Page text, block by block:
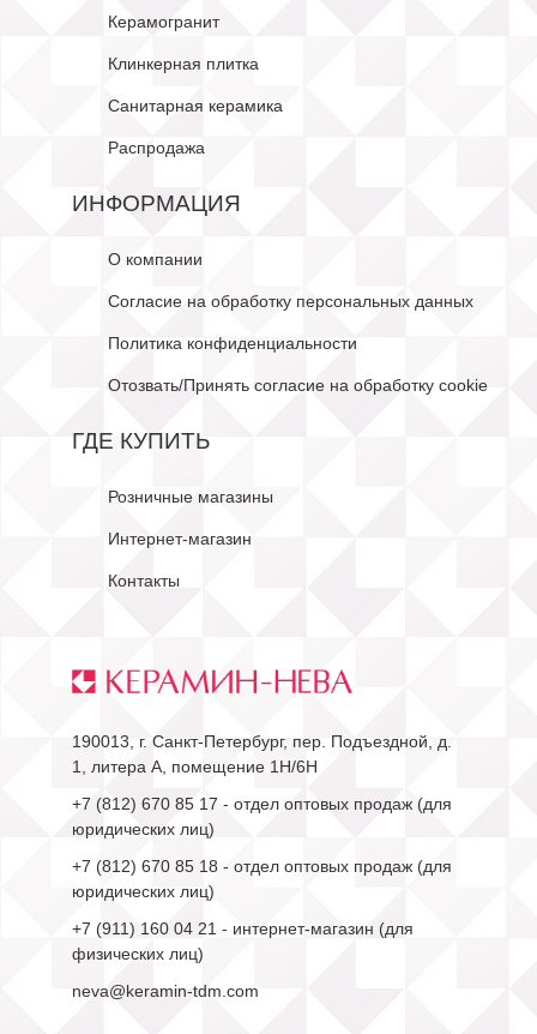
Керамогранит
Клинкерная плитка
Санитарная керамика
Распродажа
ИНФОРМАЦИЯ
О компании
Согласие на обработку персональных данных
Политика конфиденциальности
Отозвать/Принять согласие на обработку cookie
ГДЕ КУПИТЬ
Розничные магазины
Интернет-магазин
Контакты
190013, г. Санкт-Петербург, пер. Подъездной, д.
1, литера А, помещение 1Н/6Н
+7 (812) 670 85 17 - отдел оптовых продаж (для
юридических лиц)
+7 (812) 670 85 18 - отдел оптовых продаж (для
юридических лиц)
+7 (911) 160 04 21 - интернет-магазин (для
физических лиц)
neva@keramin-tdm.com